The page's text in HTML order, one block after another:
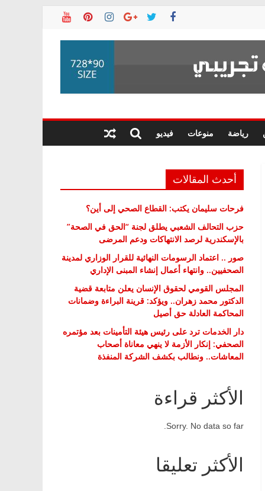
رياضة منوعات فيديو
أحدث المقالات
فرحات سليمان يكتب: القطاع الصحي إلى أين؟
حزب التحالف الشعبي يطلق لجنة “الحق في الصحة”
بالإسكندرية لرصد الانتهاكات ودعم المرضى
صور .. اعتماد الرسومات النهائية للقرار الوزاري لمدينة
الصحفيين.. وانتهاء أعمال إنشاء المبنى الإداري
المجلس القومي لحقوق الإنسان يعلن متابعة قضية
الدكتور محمد زهران.. ويؤكد: قرينة البراءة وضمانات
المحاكمة العادلة حق أصيل
دار الخدمات ترد على رئيس هيئة التأمينات بعد مؤتمره
الصحفي: إنكار الأزمة لا ينهي معاناة أصحاب
المعاشات.. ونطالب بكشف الشركة المنفذة
الأكثر قراءة
Sorry. No data so far.
الأكثر تعليقا